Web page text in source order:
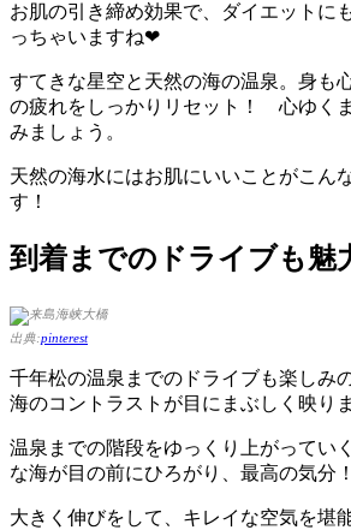
お肌の引き締め効果で、ダイエットに
っちゃいますね❤
すてきな星空と天然の海の温泉。身も
の疲れをしっかりリセット！ 心ゆく
みましょう。
天然の海水にはお肌にいいことがこん
す！
到着までのドライブも魅
出典:pinterest
千年松の温泉までのドライブも楽しみ
海のコントラストが目にまぶしく映りま
温泉までの階段をゆっくり上がってい
な海が目の前にひろがり、最高の気分！
大きく伸びをして、キレイな空気を堪